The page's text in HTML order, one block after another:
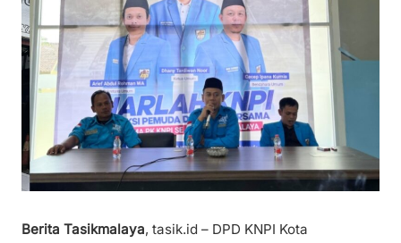
Berita Tasikmalaya, tasik.id – DPD KNPI Kota